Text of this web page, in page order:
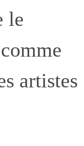
le
artistes